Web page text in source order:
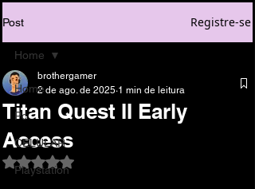
Post Registre-se
Home
Pc
CELULAR
Playstation
Home
Titan Quest II Early
Access
brothergamer
2 de ago. de 2025 1 min de leitura
Avaliado com NaN de 5 estrelas.